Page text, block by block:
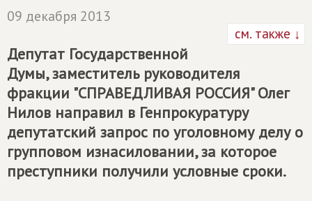
09 декабря 2013
см. также ↓
Депутат Государственной
Думы, заместитель руководителя
фракции "СПРАВЕДЛИВАЯ РОССИЯ" Олег
Нилов направил в Генпрокуратуру
депутатский запрос по уголовному делу о
групповом изнасиловании, за которое
преступники получили условные сроки.